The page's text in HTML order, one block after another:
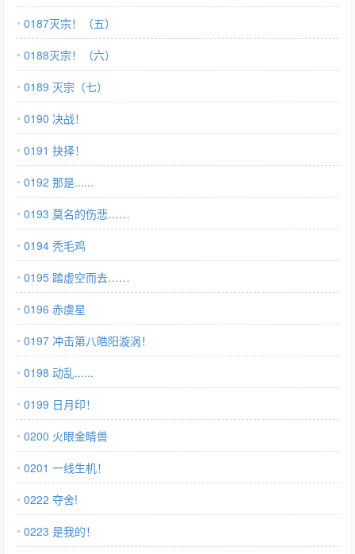
0187灭宗！（五）
0188灭宗！（六）
0189 灭宗（七）
0190 决战！
0191 抉择！
0192 那是......
0193 莫名的伤悲……
0194 秃毛鸡
0195 踏虚空而去……
0196 赤虞星
0197 冲击第八皓阳漩涡！
0198 动乱......
0199 日月印！
0200 火眼金睛兽
0201 一线生机！
0222 夺舍!
0223 是我的！